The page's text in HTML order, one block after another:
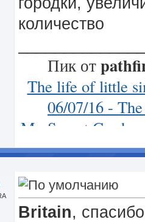
количество
Пик от
The life of little
06/07/16 -
My Secret Garden
30DCD: Angelina
Britain,